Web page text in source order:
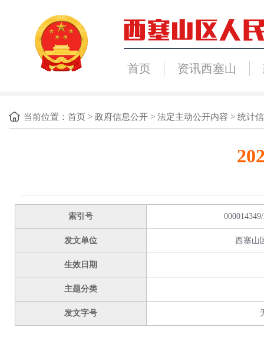
首页 资讯西塞山
当前位置： 首页 > 政府信息公开 > 法定主动公开内容 > 统计
索引号
发文单位 西塞山
生效日期
主题分类
发文字号